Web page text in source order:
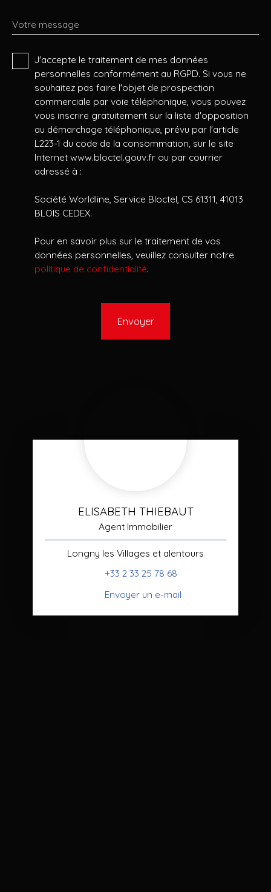
Votre message
J'accepte le traitement de mes données
personnelles conformément au RGPD. Si vous ne
souhaitez pas faire l'objet de prospection
commerciale par voie téléphonique, vous pouvez
vous inscrire gratuitement sur la liste d'opposition
au démarchage téléphonique, prévu par l'article
L223-1 du code de la consommation, sur le site
Internet www.bloctel.gouv.fr ou par courrier
adressé à :
Société Worldline, Service Bloctel, CS 61311, 41013
BLOIS CEDEX.
Pour en savoir plus sur le traitement de vos
données personnelles, veuillez consulter notre
politique de confidentialité.
Envoyer
ELISABETH THIEBAUT
Agent Immobilier
Longny les Villages et alentours
+33 2 33 25 78 68
Envoyer un e-mail